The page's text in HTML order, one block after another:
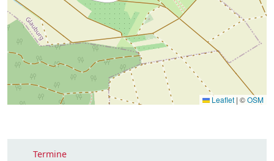
Leaflet | ©OSM
Termine